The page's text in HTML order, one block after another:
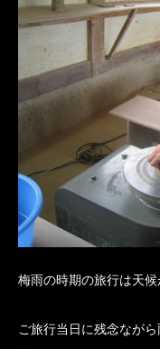
梅雨の時期の旅行は天
ご旅行当日に残念なが